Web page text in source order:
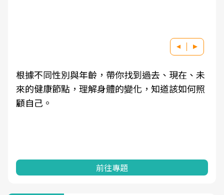
根據不同性別與年齡，帶你找到過去、現在、未
來的健康節點，理解身體的變化，知道該如何照
顧自己。
前往專題